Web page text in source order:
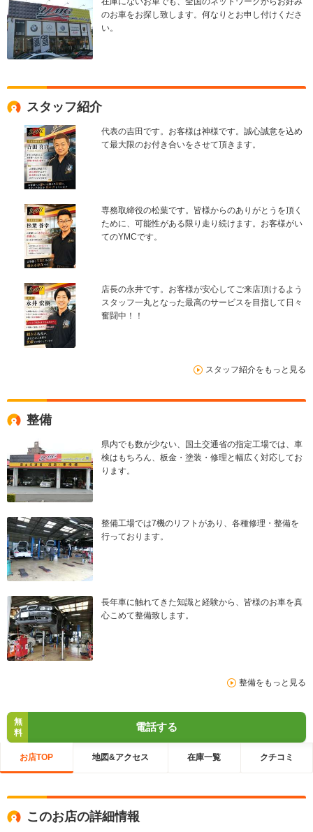
のお車をお探し致します。何なりとお申し付けくださ
い。
スタッフ紹介
代表の吉田です。お客様は神様です。誠心誠意を込め
て最大限のお付き合いをさせて頂きます。
専務取締役の松葉です。皆様からのありがとうを頂く
ために、可能性がある限り走り続けます。お客様がい
てのYMCです。
店長の永井です。お客様が安心してご来店頂けるよう
スタッフ一丸となった最高のサービスを目指して日々
奮闘中！！
スタッフ紹介をもっと見る
整備
県内でも数が少ない、国土交通省の指定工場では、車
検はもちろん、板金・塗装・修理と幅広く対応してお
ります。
整備工場では7機のリフトがあり、各種修理・整備を
行っております。
長年車に触れてきた知識と経験から、皆様のお車を真
心こめて整備致します。
整備をもっと見る
無
料
電話する
お店TOP 地図&アクセス 在庫一覧 クチコミ
このお店の詳細情報